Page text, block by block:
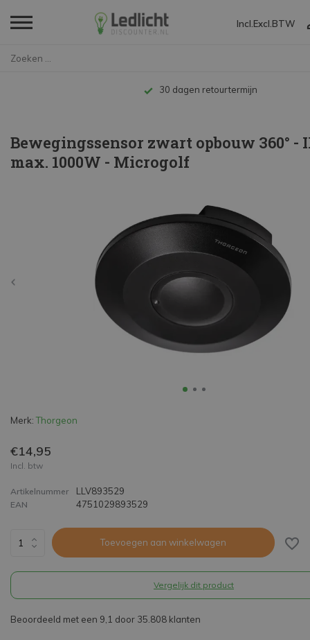
Incl. Excl. BTW
Tot 10 jaar garantie
Bewegingssensor zwart opbouw 360° -
max. 1000W - Microgolf
Merk:Thorgeon
€14,95
Incl. btw
Artikelnummer LLV893529
EAN 4751029893529
Toevoegen aan winkelwagen
Vergelijk dit product
Beoordeeld met een 9,1 door 35.808 klanten